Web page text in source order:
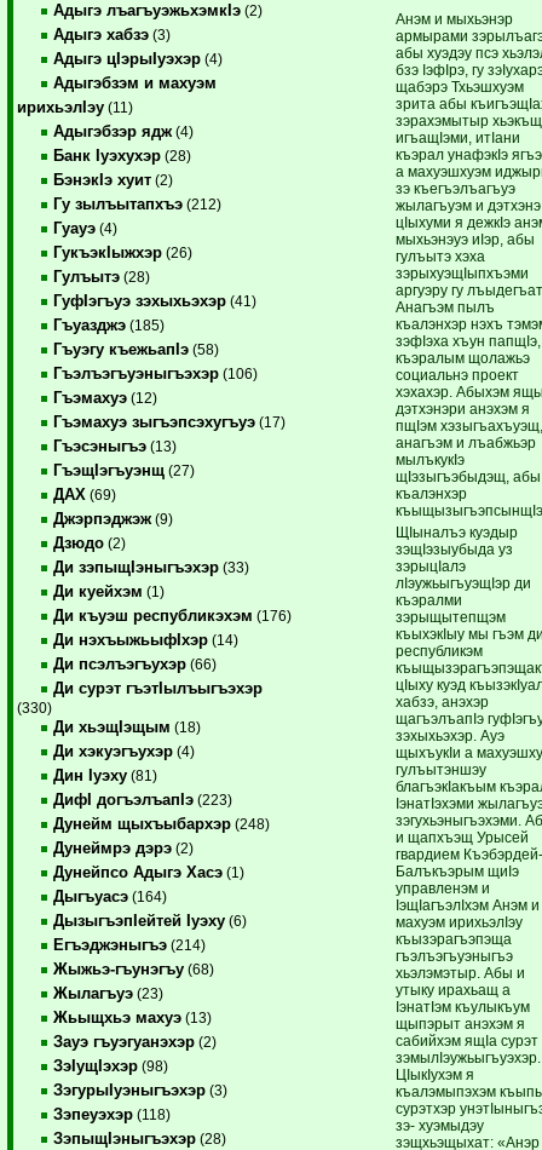
Адыгэ лъагъуэжьхэмкIэ (2)
Адыгэ хабзэ (3)
Адыгэ цIэрыIуэхэр (4)
Адыгэбзэм и махуэм
ирихьэлIэу (11)
Адыгэбзэр ядж (4)
Банк Iуэхухэр (28)
БэнэкIэ хуит (2)
Гу зылъытапхъэ (212)
Гуауэ (4)
ГукъэкIыжхэр (26)
Гулъытэ (28)
ГуфIэгъуэ зэхыхьэхэр (41)
Гъуазджэ (185)
Гъуэгу къежьапIэ (58)
Гъэлъэгъуэныгъэхэр (106)
Гъэмахуэ (12)
Гъэмахуэ зыгъэпсэхугъуэ (17)
Гъэсэныгъэ (13)
ГъэщIэгъуэнщ (27)
ДАХ (69)
Джэрпэджэж (9)
Дзюдо (2)
Ди зэпыщIэныгъэхэр (33)
Ди куейхэм (1)
Ди къуэш республикэхэм (176)
Ди нэхъыжьыфIхэр (14)
Ди псэлъэгъухэр (66)
Ди сурэт гъэтIылъыгъэхэр
(330)
Ди хьэщIэщым (18)
Ди хэкуэгъухэр (4)
Дин Iуэху (81)
ДифI догъэлъапIэ (223)
Дунейм щыхъыбархэр (248)
Дунеймрэ дэрэ (2)
Дунейпсо Адыгэ Хасэ (1)
Дыгъуасэ (164)
ДызыгъэпIейтей Iуэху (6)
Егъэджэныгъэ (214)
Жыжьэ-гъунэгъу (68)
Жылагъуэ (23)
Жьыщхьэ махуэ (13)
Зауэ гъуэгуанэхэр (2)
ЗэIущIэхэр (98)
ЗэгурыIуэныгъэхэр (3)
Зэпеуэхэр (118)
ЗэпыщIэныгъэхэр (28)
Анэм и мыхьэнэр
армырами
абы хуэдэу псэ
бзэ IэфIрэ, гу
щабэрэ Тхьэшхуэм
зрита абы
зэрахэмытыр хьэкъщ
игъащIэми, итIани
къэрал унафэкIэ
а махуэшхуэм
зэ къегъэлъагъуэ
жылагъуэм и дэтхэнэ
цIыхуми я дежкIэ
мыхьэнэуэ иIэр, абы
гулъытэ хэха
зэрыхуэщIыпхъэми
аргуэру гу
Анагъэм пылъ
къалэнхэр нэхъ
зэфIэха хъун
къэралым щолажьэ
социальнэ проект
хэхахэр. Абыхэм
дэтхэнэри анэхэм я
пщIэм
анагъэм и лъабжьэр
мылъкукIэ
щIэзыгъэбыдэщ,
къалэнхэр
ЩIыналъэ куэдыр
зэщIэзыубыда уз
зэрыцIалэ
лIэужьыгъуэщIэр ди
къэралми
зэрыщытепщэм
къыхэкIыу мы гъэм
республикэм
цIыху куэд
хабзэ, анэхэр
щагъэлъапIэ
зэхыхьэхэр. Ауэ
щыхъукIи а
гулъытэншэу
благъэкIакъым
IэнатIэхэми
зэгухьэныгъэхэми.
и щапхъэщ Урысей
гвардием
Балъкъэрым щиIэ
управленэм и
IэщIагъэлIхэм Анэм и
махуэм ирихьэлIэу
къызэрагъэпэща
гъэлъэгъуэныгъэ
хьэлэмэтыр. Абы и
утыку ирахьащ а
IэнатIэм къулыкъум
щыпэрыт анэхэм я
сабийхэм ящIа сурэт
зэмылIэужьыгъуэхэр.
ЦIыкIухэм я
къалэмыпэхэм
сурэтхэр
зэ- хуэмыдэу
зэщхьэщыхат: